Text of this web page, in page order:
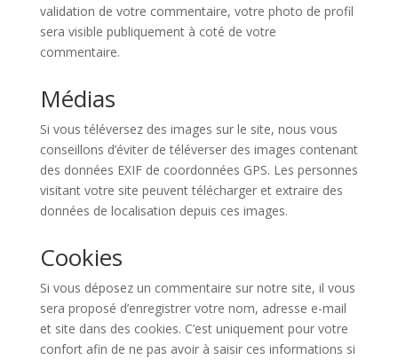
validation de votre commentaire, votre photo de profil
sera visible publiquement à coté de votre
commentaire.
Médias
Si vous téléversez des images sur le site, nous vous
conseillons d’éviter de téléverser des images contenant
des données EXIF de coordonnées GPS. Les personnes
visitant votre site peuvent télécharger et extraire des
données de localisation depuis ces images.
Cookies
Si vous déposez un commentaire sur notre site, il vous
sera proposé d’enregistrer votre nom, adresse e-mail
et site dans des cookies. C’est uniquement pour votre
confort afin de ne pas avoir à saisir ces informations si